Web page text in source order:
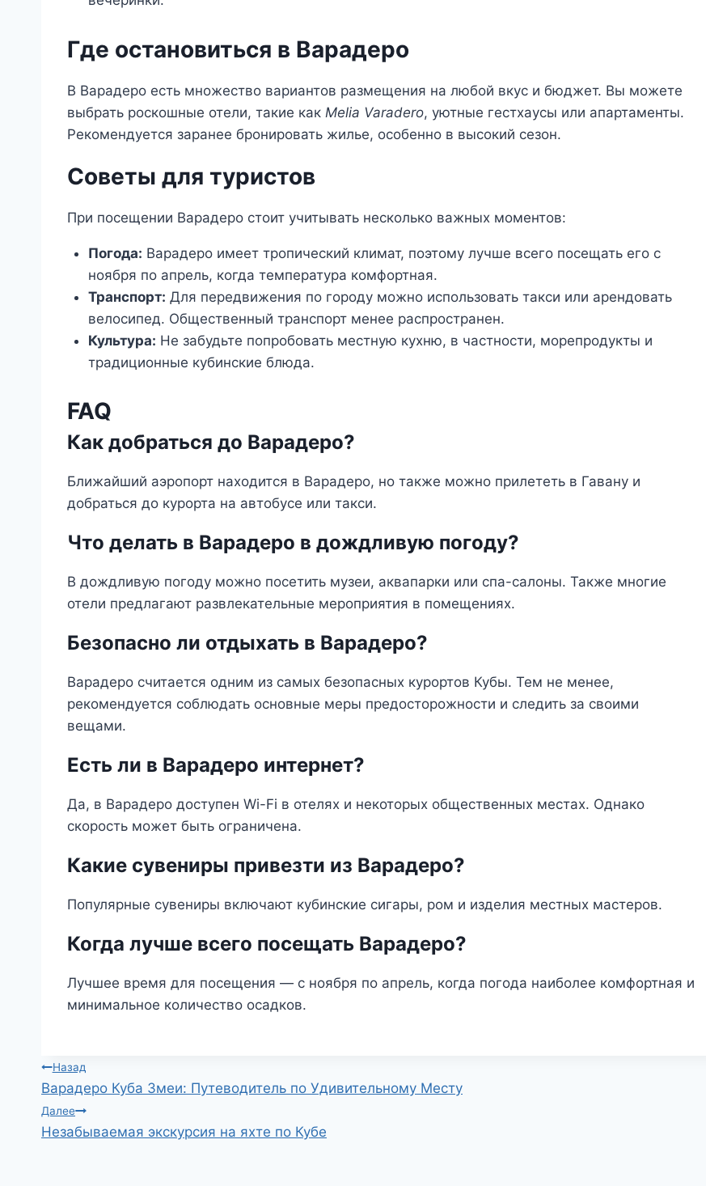
Где остановиться в Варадеро
В Варадеро есть множество вариантов размещения на любой вкус и бюджет. Вы можете
выбрать роскошные отели, такие как Melia Varadero, уютные гестхаусы или апартаменты.
Рекомендуется заранее бронировать жилье, особенно в высокий сезон.
Советы для туристов
При посещении Варадеро стоит учитывать несколько важных моментов:
Погода: Варадеро имеет тропический климат, поэтому лучше всего посещать его с
ноября по апрель, когда температура комфортная.
Транспорт: Для передвижения по городу можно использовать такси или арендовать
велосипед. Общественный транспорт менее распространен.
Культура: Не забудьте попробовать местную кухню, в частности, морепродукты и
традиционные кубинские блюда.
FAQ
Как добраться до Варадеро?
Ближайший аэропорт находится в Варадеро, но также можно прилететь в Гавану и
добраться до курорта на автобусе или такси.
Что делать в Варадеро в дождливую погоду?
В дождливую погоду можно посетить музеи, аквапарки или спа-салоны. Также многие
отели предлагают развлекательные мероприятия в помещениях.
Безопасно ли отдыхать в Варадеро?
Варадеро считается одним из самых безопасных курортов Кубы. Тем не менее,
рекомендуется соблюдать основные меры предосторожности и следить за своими
вещами.
Есть ли в Варадеро интернет?
Да, в Варадеро доступен Wi-Fi в отелях и некоторых общественных местах. Однако
скорость может быть ограничена.
Какие сувениры привезти из Варадеро?
Популярные сувениры включают кубинские сигары, ром и изделия местных мастеров.
Когда лучше всего посещать Варадеро?
Лучшее время для посещения — с ноября по апрель, когда погода наиболее комфортная и
минимальное количество осадков.
Навигация
по
записям
Назад
Варадеро Куба Змеи: Путеводитель по Удивительному Месту
Далее
Незабываемая экскурсия на яхте по Кубе